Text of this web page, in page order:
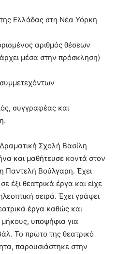
Ελλάδας στη Νέα Υόρκη
αριθμός θέσεων
μέσα στην πρόσκληση)
συγγραφέας και
Σχολή Βασίλη
και μαθήτευσε κοντά στον
Παντελή Βούλγαρη. Έχει
έξι θεατρικά έργα και είχε
σειρά. Έχει γράψει
έργα καθώς και
μήκους, υποψήφια για
Το πρώτο της θεατρικό
παρουσιάστηκε στην